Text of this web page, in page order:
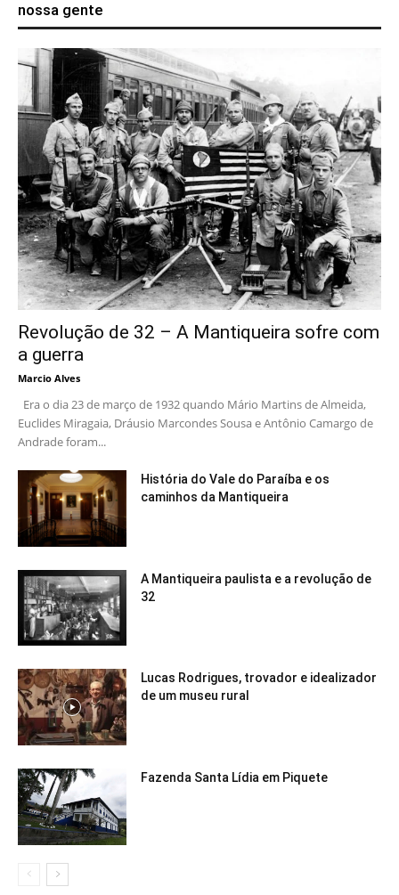
nossa gente
Revolução de 32 – A Mantiqueira sofre com
a guerra
Marcio Alves
Era o dia 23 de março de 1932 quando Mário Martins de Almeida,
Euclides Miragaia, Dráusio Marcondes Sousa e Antônio Camargo de
Andrade foram...
História do Vale do Paraíba e os
caminhos da Mantiqueira
A Mantiqueira paulista e a revolução de
32
Lucas Rodrigues, trovador e idealizador
de um museu rural
Fazenda Santa Lídia em Piquete